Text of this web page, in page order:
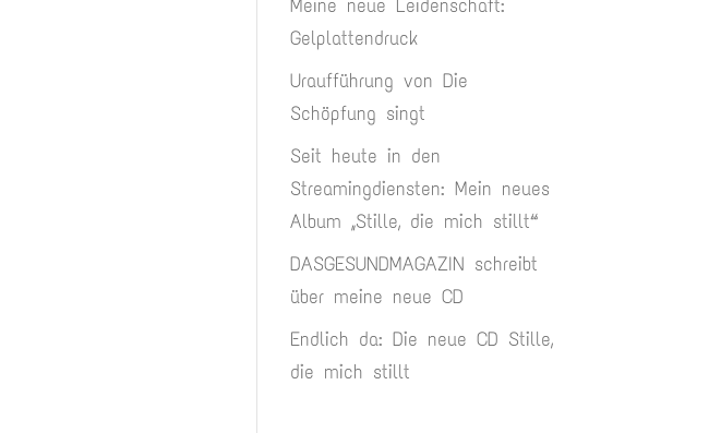
Meine neue Leidenschaft:
Gelplattendruck
Uraufführung von Die
Schöpfung singt
Seit heute in den
Streamingdiensten: Mein neues
Album „Stille, die mich stillt“
DASGESUNDMAGAZIN schreibt
über meine neue CD
Endlich da: Die neue CD Stille,
die mich stillt